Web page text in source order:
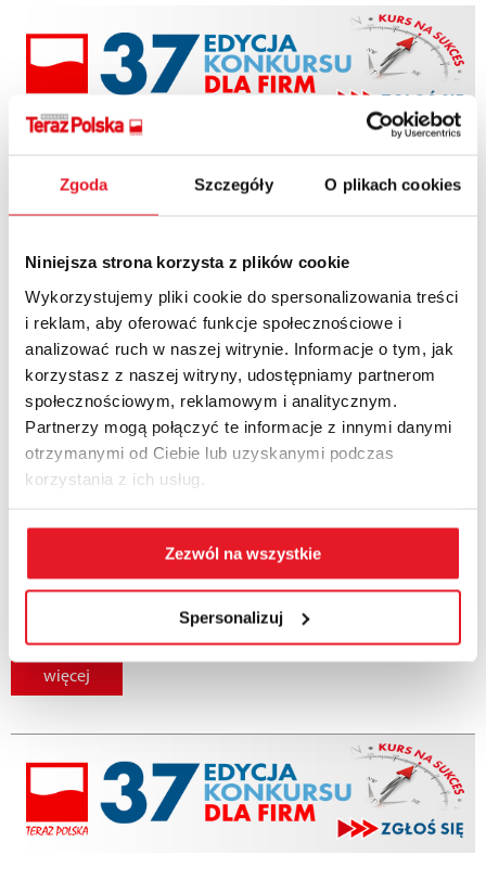
Zgoda Szczegóły O plikach cookies
Niniejsza strona korzysta z plików cookie
Wykorzystujemy pliki cookie do spersonalizowania treści
i reklam, aby oferować funkcje społecznościowe i
analizować ruch w naszej witrynie. Informacje o tym, jak
korzystasz z naszej witryny, udostępniamy partnerom
społecznościowym, reklamowym i analitycznym.
Partnerzy mogą połączyć te informacje z innymi danymi
otrzymanymi od Ciebie lub uzyskanymi podczas
korzystania z ich usług.
Zezwól na wszystkie
Spersonalizuj
magazyny studyjne w Muzeum
Rzeźby w Królikarni
Z dr Ewą Ziembińską rozmawia Marzena Tataj.
więcej